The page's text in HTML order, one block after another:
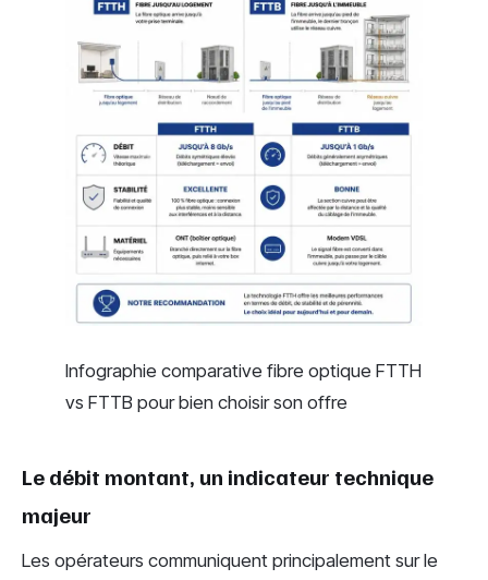
Infographie comparative fibre optique FTTH
vs FTTB pour bien choisir son offre
Le débit montant, un indicateur technique
majeur
Les opérateurs communiquent principalement sur le